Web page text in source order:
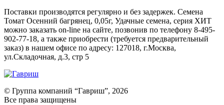
Поставки производятся регулярно и без задержек. Семена
Томат Осенний багрянец, 0,05г, Удачные семена, серия ХИТ
можно заказать on-line на сайте, позвонив по телефону 8-495-
902-77-18, а также приобрести (требуется предварительный
заказ) в нашем офисе по адресу: 127018, г.Москва,
ул.Складочная, д.3, стр 5
© Группа компаний “Гавриш”, 2026
Все права защищены